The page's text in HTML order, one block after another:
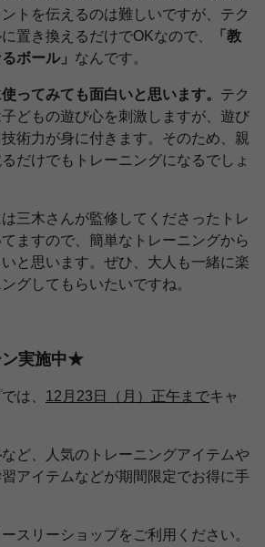
トを伝えるのは難しいですが、テク
置き換えるだけでOKなので、
「教
ボール」 なんです。
ってみても面白いと思います。 テク
どもの遊び心を刺激しますが、遊び
術力が身に付きます。そのため、親
だけでもトレーニングになるでしょ
三木さんが監修してくださったトレ
ますので、簡単なトレーニングから
と思います。ぜひ、大人も一緒に楽
グしてもらいたいですね。
実施中★
は、 12月23日（月）正午までキャ
など、人気のトレーニングアイテムや
アイテムなどが期間限定でお得に手
スリーショップをご利用ください。